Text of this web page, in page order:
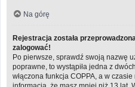
Na górę
Rejestracja została
zalogować!
Po pierwsze, sprawdź swoją nazwę
poprawne, to wystąpiła jedna z
włączona funkcja COPPA, a w